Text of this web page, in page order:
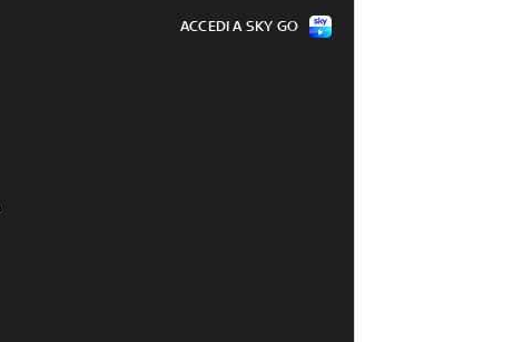
ACCEDI A SKY GO